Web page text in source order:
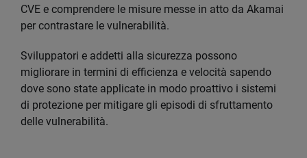
CVE e comprendere le misure messe in atto da Akamai
per contrastare le vulnerabilità.
Sviluppatori e addetti alla sicurezza possono
migliorare in termini di efficienza e velocità sapendo
dove sono state applicate in modo proattivo i sistemi
di protezione per mitigare gli episodi di sfruttamento
delle vulnerabilità.